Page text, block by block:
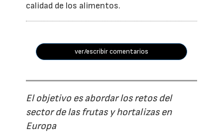
calidad de los alimentos.
ver/escribir comentarios
El objetivo es abordar los retos del
sector de las frutas y hortalizas en
Europa